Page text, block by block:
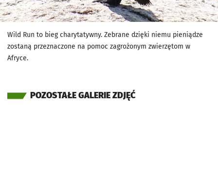
Wild Run to bieg charytatywny. Zebrane dzięki niemu pieniądze
zostaną przeznaczone na pomoc zagrożonym zwierzętom w
Afryce.
POZOSTAŁE GALERIE ZDJĘĆ